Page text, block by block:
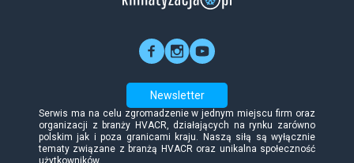
Newsletter
Serwis ma na celu zgromadzenie w jednym miejscu firm oraz
organizacji z branży HVACR, działających na rynku zarówno
polskim jak i poza granicami kraju. Naszą siłą są wyłącznie
tematy związane z branżą HVACR oraz unikalna społeczność
użytkowników.